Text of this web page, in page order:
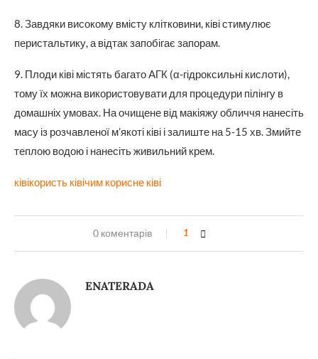
8. Завдяки високому вмісту клітковини, ківі стимулює
перистальтику, а відтак запобігає запорам.
9. Плоди ківі містять багато AГК (α-гідроксильні кислоти),
тому їх можна використовувати для процедури пілінгу в
домашніх умовах. На очищене від макіяжу обличчя нанесіть
масу із розчавленої м’якоті ківі і залиште на 5-15 хв. Змийте
теплою водою і нанесіть живильний крем.
ківікористь ківічим корисне ківі
0 коментарів 1
ENATERADA